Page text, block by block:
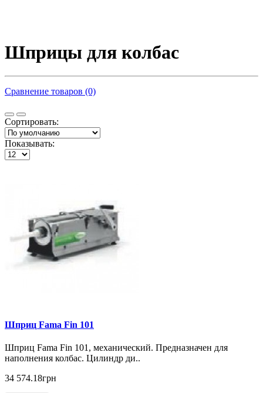
Шприцы для колбас
Сравнение товаров (0)
Сортировать:
Показывать:
Шприц Fama Fin 101
Шприц Fama Fin 101, механический. Предназначен для
наполнения колбас. Цилиндр ди..
34 574.18грн